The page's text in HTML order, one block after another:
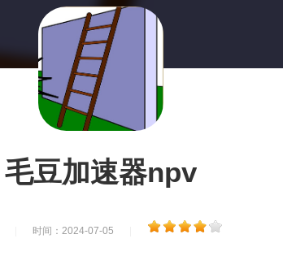
毛豆加速器npv
时间：2024-07-05